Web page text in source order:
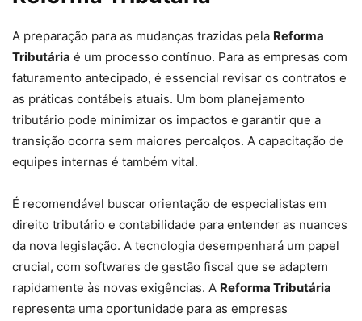
A preparação para as mudanças trazidas pela Reforma
Tributária é um processo contínuo. Para as empresas com
faturamento antecipado, é essencial revisar os contratos e
as práticas contábeis atuais. Um bom planejamento
tributário pode minimizar os impactos e garantir que a
transição ocorra sem maiores percalços. A capacitação de
equipes internas é também vital.
É recomendável buscar orientação de especialistas em
direito tributário e contabilidade para entender as nuances
da nova legislação. A tecnologia desempenhará um papel
crucial, com softwares de gestão fiscal que se adaptem
rapidamente às novas exigências. A Reforma Tributária
representa uma oportunidade para as empresas